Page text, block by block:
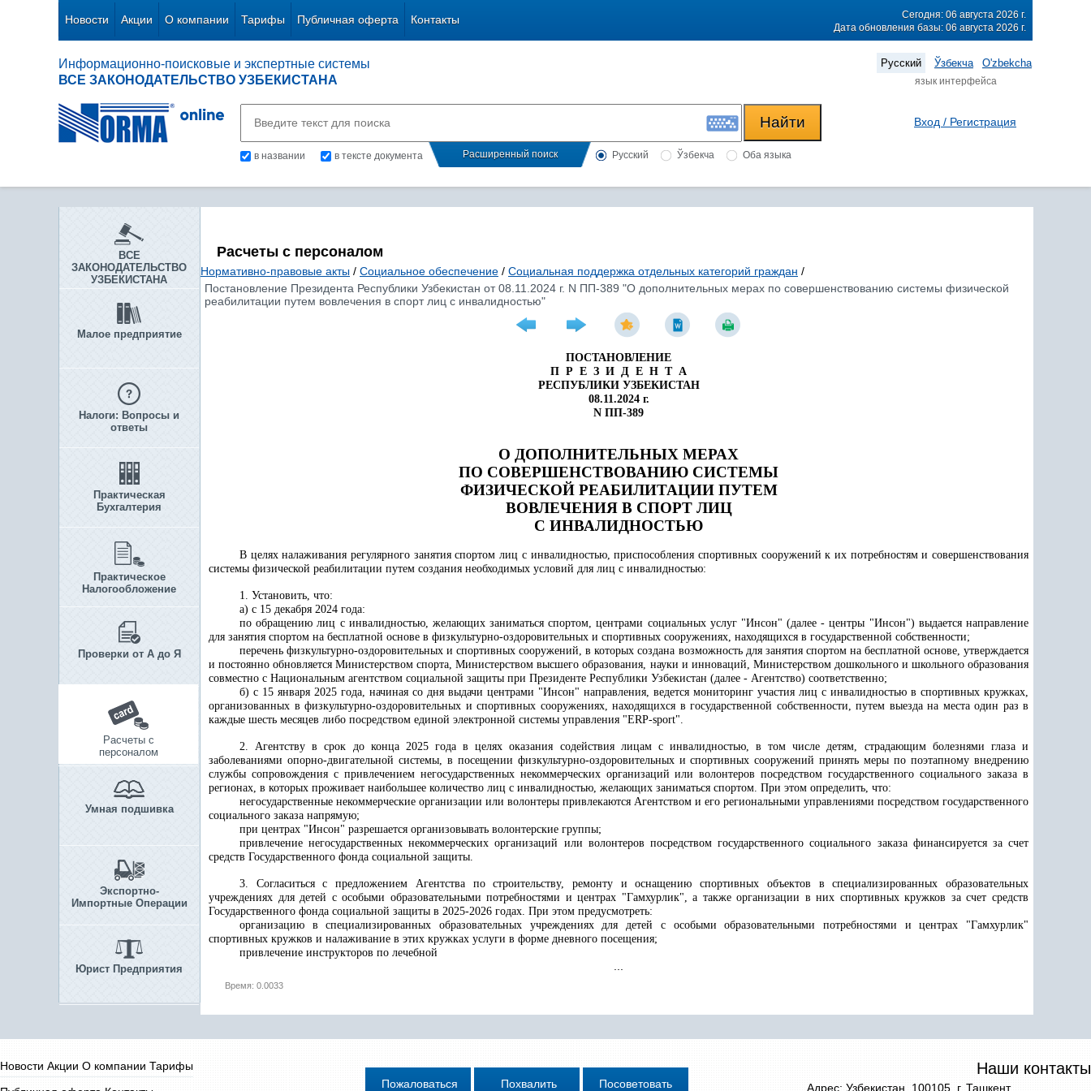
Новости Акции О компании Тарифы Публичная оферта Контакты
Сегодня: 06 августа 2026 г.
Дата обновления базы: 06 августа 2026 г.
Информационно-поисковые и экспертные системы
ВСЕ ЗАКОНОДАТЕЛЬСТВО УЗБЕКИСТАНА
Русский Ўзбекча O'zbekcha
язык интерфейса
в названии в тексте документа Расширенный поиск Русский Ўзбекча Оба языка
Вход / Регистрация
ВСЕ
ЗАКОНОДАТЕЛЬСТВО
УЗБЕКИСТАНА
Малое предприятие
Налоги: Вопросы и
ответы
Практическая
Бухгалтерия
Практическое
Налогообложение
Проверки от А до Я
Расчеты с
персоналом
Умная подшивка
Экспортно-
Импортные Операции
Юрист Предприятия
Расчеты с персоналом
Нормативно-правовые акты / Социальное обеспечение / Социальная поддержка отдельных категорий граждан /
Постановление Президента Республики Узбекистан от 08.11.2024 г. N ПП-389 "О дополнительных мерах по совершенствованию системы физической
реабилитации путем вовлечения в спорт лиц с инвалидностью"
ПОСТАНОВЛЕНИЕ
П Р Е З И Д Е Н Т А
РЕСПУБЛИКИ УЗБЕКИСТАН
08.11.2024 г.
N ПП-389
О ДОПОЛНИТЕЛЬНЫХ МЕРАХ
ПО СОВЕРШЕНСТВОВАНИЮ СИСТЕМЫ
ФИЗИЧЕСКОЙ РЕАБИЛИТАЦИИ ПУТЕМ
ВОВЛЕЧЕНИЯ В СПОРТ ЛИЦ
С ИНВАЛИДНОСТЬЮ
В целях налаживания регулярного занятия спортом лиц с инвалидностью, приспособления спортивных сооружений к их потребностям и совершенствования
системы физической реабилитации путем создания необходимых условий для лиц с инвалидностью:
1. Установить, что:
а) с 15 декабря 2024 года:
по обращению лиц с инвалидностью, желающих заниматься спортом, центрами социальных услуг "Инсон" (далее - центры "Инсон") выдается направление
для занятия спортом на бесплатной основе в физкультурно-оздоровительных и спортивных сооружениях, находящихся в государственной собственности;
перечень физкультурно-оздоровительных и спортивных сооружений, в которых создана возможность для занятия спортом на бесплатной основе, утверждается
и постоянно обновляется Министерством спорта, Министерством высшего образования, науки и инноваций, Министерством дошкольного и школьного образования
совместно с Национальным агентством социальной защиты при Президенте Республики Узбекистан (далее - Агентство) соответственно;
б) с 15 января 2025 года, начиная со дня выдачи центрами "Инсон" направления, ведется мониторинг участия лиц с инвалидностью в спортивных кружках,
организованных в физкультурно-оздоровительных и спортивных сооружениях, находящихся в государственной собственности, путем выезда на места один раз в
каждые шесть месяцев либо посредством единой электронной системы управления "ERP-sport".
2. Агентству в срок до конца 2025 года в целях оказания содействия лицам с инвалидностью, в том числе детям, страдающим болезнями глаза и
заболеваниями опорно-двигательной системы, в посещении физкультурно-оздоровительных и спортивных сооружений принять меры по поэтапному внедрению
службы сопровождения с привлечением негосударственных некоммерческих организаций или волонтеров посредством государственного социального заказа в
регионах, в которых проживает наибольшее количество лиц с инвалидностью, желающих заниматься спортом. При этом определить, что:
негосударственные некоммерческие организации или волонтеры привлекаются Агентством и его региональными управлениями посредством государственного
социального заказа напрямую;
при центрах "Инсон" разрешается организовывать волонтерские группы;
привлечение негосударственных некоммерческих организаций или волонтеров посредством государственного социального заказа финансируется за счет
средств Государственного фонда социальной защиты.
3. Согласиться с предложением Агентства по строительству, ремонту и оснащению спортивных объектов в специализированных образовательных
учреждениях для детей с особыми образовательными потребностями и центрах "Гамхурлик", а также организации в них спортивных кружков за счет средств
Государственного фонда социальной защиты в 2025-2026 годах. При этом предусмотреть:
организацию в специализированных образовательных учреждениях для детей с особыми образовательными потребностями и центрах "Гамхурлик"
спортивных кружков и налаживание в этих кружках услуги в форме дневного посещения;
привлечение инструкторов по лечебной
Время: 0.0033
Новости Акции О компании Тарифы
Наши контакты
Адрес: Узбекистан, 100105, г. Ташкент,